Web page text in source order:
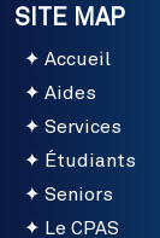
SITE MAP
Accueil
Aides
Services
Étudiants
Seniors
Le CPAS